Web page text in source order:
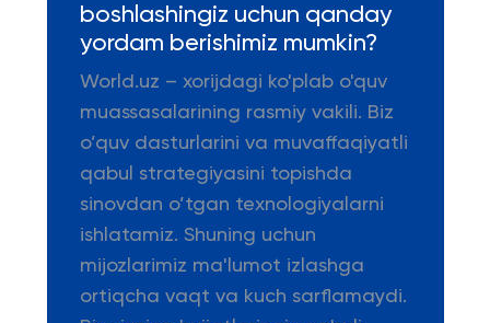
boshlashingiz uchun qanday
yordam berishimiz mumkin?
World.uz – xorijdagi ko'plab o'quv
muassasalarining rasmiy vakili. Biz
o’quv dasturlarini va muvaffaqiyatli
qabul strategiyasini topishda
sinovdan o’tgan texnologiyalarni
ishlatamiz. Shuning uchun
mijozlarimiz ma'lumot izlashga
ortiqcha vaqt va kuch sarflamaydi.